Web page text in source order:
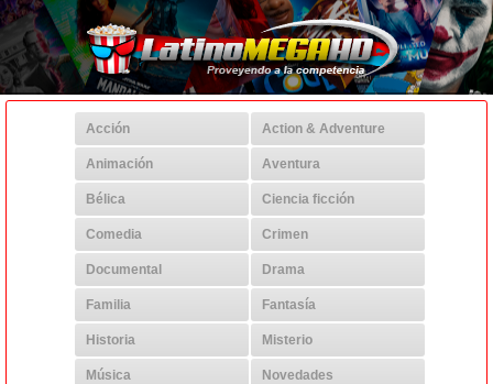
Acción Action & Adventure
Animación Aventura
Bélica Ciencia ficción
Comedia Crimen
Documental Drama
Familia Fantasía
Historia Misterio
Música Novedades